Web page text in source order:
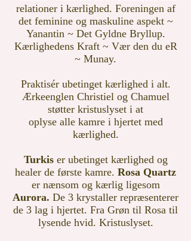
relationer i kærlighed. Foreningen af
det feminine og maskuline aspekt ~
Yanantin ~ Det Gyldne Bryllup.
Kærlighedens Kraft ~ Vær den du eR
~ Munay.
Praktisér ubetinget kærlighed i alt.
Ærkeenglen Christiel og Chamuel
støtter kristuslyset i at
oplyse alle kamre i hjertet med
kærlighed.
Turkis er ubetinget kærlighed og
healer de første kamre. Rosa Quartz
er nænsom og kærlig ligesom
Aurora. De 3 krystaller repræsenterer
de 3 lag i hjertet. Fra Grøn til Rosa til
lysende hvid. Kristuslyset.